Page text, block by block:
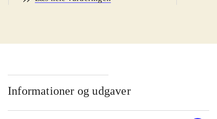
EDN III, for at arbejde som
er planeten befolket af insektlignende
Udgangspunktet for ens
tilstedeværelse er en base, hvor der
er mulighed for at købe våben,
opgradere og vælge missioner.
Informationer og udgaver